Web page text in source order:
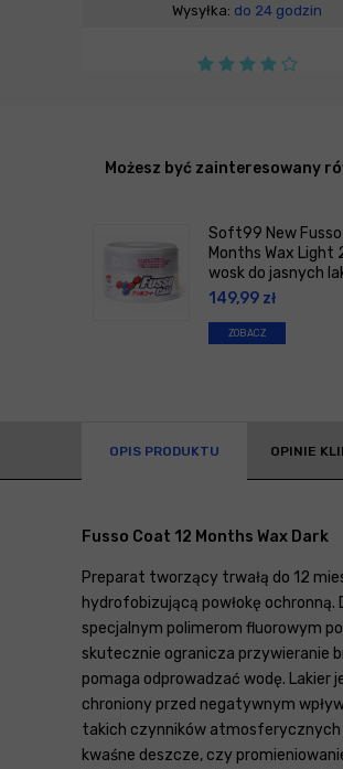
Wysyłka: do 24 godzin
Możesz być zainteresowany
Soft99 New
Months Wax Light
wosk do jasnych
149,99 zł
ZOBACZ
OPIS PRODUKTU OPINIE
Fusso Coat 12 Months Wax Dark
Preparat tworzący trwałą do 12
hydrofobizującą powłokę ochronną.
specjalnym polimerom fluorowym
skutecznie ogranicza przywieranie
pomaga odprowadzać wodę. Lakier
chroniony przed negatywnym
takich czynników atmosferycznych
kwaśne deszcze, czy